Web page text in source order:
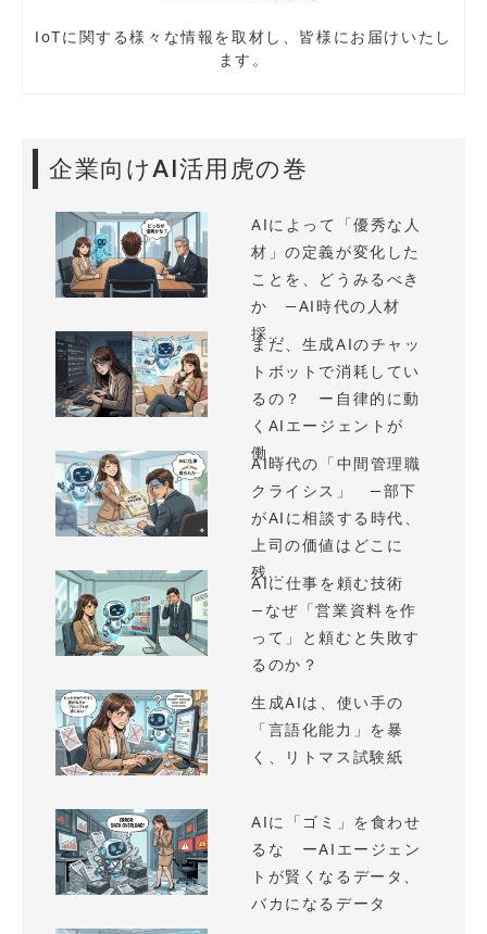
IoTに関する様々な情報を取材し、皆様にお届けいたし
ます。
企業向けAI活用虎の巻
AIによって「優秀な人
材」の定義が変化した
ことを、どうみるべき
か —AI時代の人材
採...
まだ、生成AIのチャッ
トボットで消耗してい
るの？ ー自律的に動
くAIエージェントが
働...
AI時代の「中間管理職
クライシス」 —部下
がAIに相談する時代、
上司の価値はどこに
残...
AIに仕事を頼む技術
—なぜ「営業資料を作
って」と頼むと失敗す
るのか？
生成AIは、使い手の
「言語化能力」を暴
く、リトマス試験紙
AIに「ゴミ」を食わせ
るな ーAIエージェン
トが賢くなるデータ、
バカになるデータ